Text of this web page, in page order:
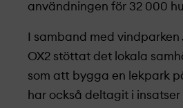
användningen för 32 000
I samband med
OX2 stöttat det lokala
som att bygga en lekpark
har också deltagit i